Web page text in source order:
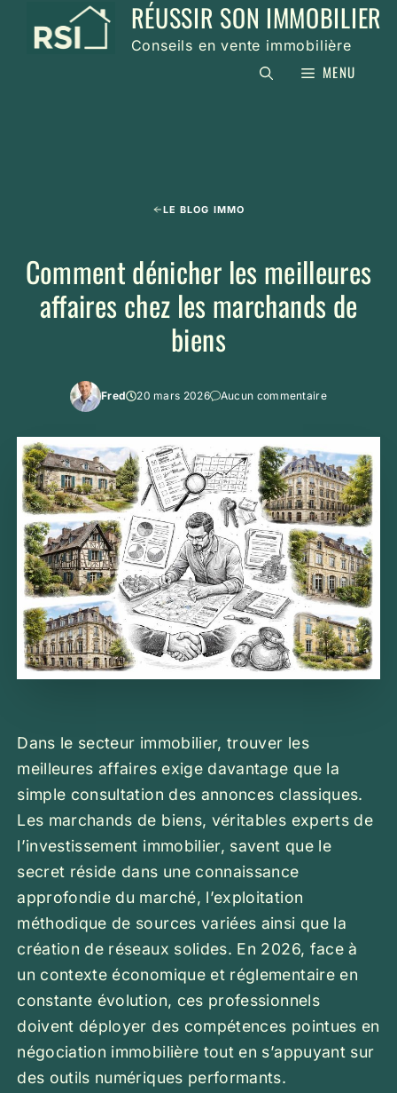
RÉUSSIR SON IMMOBILIER
Conseils en vente immobilière
MENU
LE BLOG IMMO
Comment dénicher les meilleures
affaires chez les marchands de
biens
Fred 20 mars 2026 Aucun commentaire
Dans le secteur immobilier, trouver les
meilleures affaires exige davantage que la
simple consultation des annonces classiques.
Les marchands de biens, véritables experts de
l’investissement immobilier, savent que le
secret réside dans une connaissance
approfondie du marché, l’exploitation
méthodique de sources variées ainsi que la
création de réseaux solides. En 2026, face à
un contexte économique et réglementaire en
constante évolution, ces professionnels
doivent déployer des compétences pointues en
négociation immobilière tout en s’appuyant sur
des outils numériques performants.